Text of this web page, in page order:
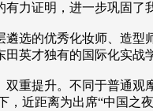
力证明，进一步巩固了
选的优秀化妆师、造
英才独有的国际化实战
重提升。不同于普通
，近距离为出席“中国